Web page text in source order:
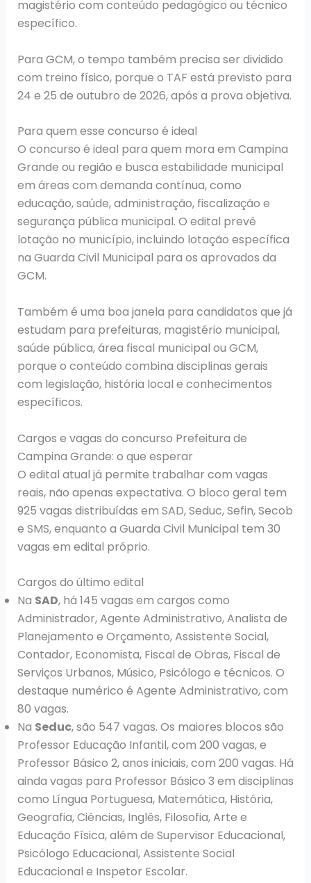
magistério com conteúdo pedagógico ou técnico
específico.
Para GCM, o tempo também precisa ser dividido
com treino físico, porque o TAF está previsto para
24 e 25 de outubro de 2026, após a prova objetiva.
Para quem esse concurso é ideal
O concurso é ideal para quem mora em Campina
Grande ou região e busca estabilidade municipal
em áreas com demanda contínua, como
educação, saúde, administração, fiscalização e
segurança pública municipal. O edital prevê
lotação no município, incluindo lotação específica
na Guarda Civil Municipal para os aprovados da
GCM.
Também é uma boa janela para candidatos que já
estudam para prefeituras, magistério municipal,
saúde pública, área fiscal municipal ou GCM,
porque o conteúdo combina disciplinas gerais
com legislação, história local e conhecimentos
específicos.
Cargos e vagas do concurso Prefeitura de
Campina Grande: o que esperar
O edital atual já permite trabalhar com vagas
reais, não apenas expectativa. O bloco geral tem
925 vagas distribuídas em SAD, Seduc, Sefin, Secob
e SMS, enquanto a Guarda Civil Municipal tem 30
vagas em edital próprio.
Cargos do último edital
Na SAD, há 145 vagas em cargos como
Administrador, Agente Administrativo, Analista de
Planejamento e Orçamento, Assistente Social,
Contador, Economista, Fiscal de Obras, Fiscal de
Serviços Urbanos, Músico, Psicólogo e técnicos. O
destaque numérico é Agente Administrativo, com
80 vagas.
Na Seduc, são 547 vagas. Os maiores blocos são
Professor Educação Infantil, com 200 vagas, e
Professor Básico 2, anos iniciais, com 200 vagas. Há
ainda vagas para Professor Básico 3 em disciplinas
como Língua Portuguesa, Matemática, História,
Geografia, Ciências, Inglês, Filosofia, Arte e
Educação Física, além de Supervisor Educacional,
Psicólogo Educacional, Assistente Social
Educacional e Inspetor Escolar.